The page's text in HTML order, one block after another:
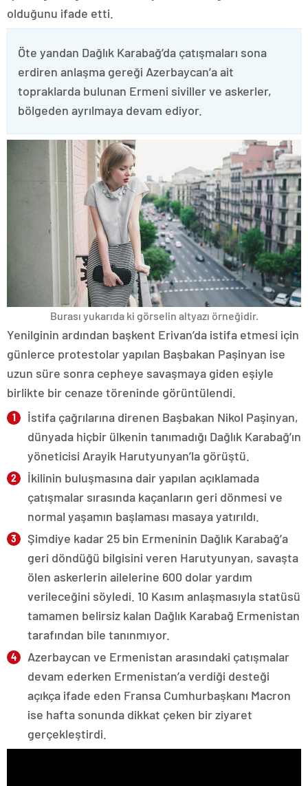
olduğunu ifade etti.
Öte yandan Dağlık Karabağ’da çatışmaları sona
erdiren anlaşma gereği Azerbaycan’a ait
topraklarda bulunan Ermeni siviller ve askerler,
bölgeden ayrılmaya devam ediyor.
Burası yukarıda ki görselin altyazı örneğidir.
Yenilginin ardından başkent Erivan’da istifa etmesi için
günlerce protestolar yapılan Başbakan Paşinyan ise
uzun süre sonra cepheye savaşmaya giden eşiyle
birlikte bir cenaze töreninde görüntülendi.
İstifa çağrılarına direnen Başbakan Nikol Paşinyan,
dünyada hiçbir ülkenin tanımadığı Dağlık Karabağ’ın
yöneticisi Arayik Harutyunyan’la görüştü.
İkilinin buluşmasına dair yapılan açıklamada
çatışmalar sırasında kaçanların geri dönmesi ve
normal yaşamın başlaması masaya yatırıldı.
Şimdiye kadar 25 bin Ermeninin Dağlık Karabağ’a
geri döndüğü bilgisini veren Harutyunyan, savaşta
ölen askerlerin ailelerine 600 dolar yardım
verileceğini söyledi. 10 Kasım anlaşmasıyla statüsü
tamamen belirsiz kalan Dağlık Karabağ Ermenistan
tarafından bile tanınmıyor.
Azerbaycan ve Ermenistan arasındaki çatışmalar
devam ederken Ermenistan’a verdiği desteği
açıkça ifade eden Fransa Cumhurbaşkanı Macron
ise hafta sonunda dikkat çeken bir ziyaret
gerçekleştirdi.